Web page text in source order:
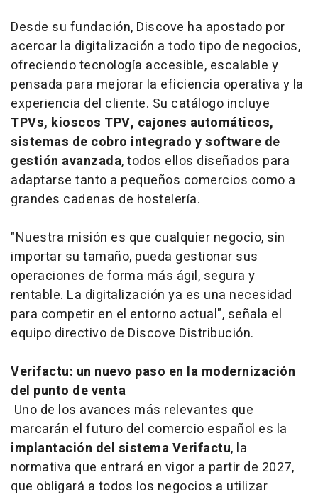
Desde su fundación, Discove ha apostado por
acercar la digitalización a todo tipo de negocios,
ofreciendo tecnología accesible, escalable y
pensada para mejorar la eficiencia operativa y la
experiencia del cliente. Su catálogo incluye
TPVs, kioscos TPV, cajones automáticos,
sistemas de cobro integrado y software de
gestión avanzada, todos ellos diseñados para
adaptarse tanto a pequeños comercios como a
grandes cadenas de hostelería.
"Nuestra misión es que cualquier negocio, sin
importar su tamaño, pueda gestionar sus
operaciones de forma más ágil, segura y
rentable. La digitalización ya es una necesidad
para competir en el entorno actual", señala el
equipo directivo de Discove Distribución.
Verifactu: un nuevo paso en la modernización
del punto de venta
Uno de los avances más relevantes que
marcarán el futuro del comercio español es la
implantación del sistema Verifactu, la
normativa que entrará en vigor a partir de 2027,
que obligará a todos los negocios a utilizar